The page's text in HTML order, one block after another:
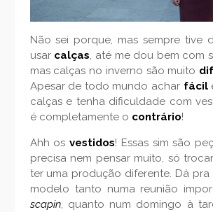
Não sei porque, mas sempre tive
usar calças, até me dou bem com
mas calças no inverno são muito
Apesar de todo mundo achar fácil
calças e tenha dificuldade com
é completamente o contrário!
Ahh osvestidos! Essas sim são
precisa nem pensar muito, só
ter uma produção diferente. Dá pra
modelo tanto numa reunião
scapin, quanto num domingo à